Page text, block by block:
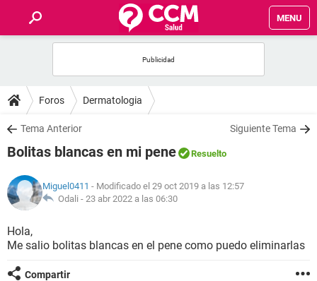
MENU
FOROS
SALUD
NUTRICIÓN
BIENESTAR
SEXUALIDAD
Foros Dermatologia
Tema Anterior Siguiente Tema
Bolitas blancas en mi pene Resuelto
Miguel0411 - Modificado el 29 oct 2019 a las 12:57
Odali - 23 abr 2022 a las 06:30
Hola,
Me salio bolitas blancas en el pene como puedo eliminarlas
Compartir